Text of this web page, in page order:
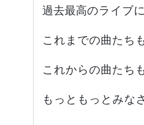
過去最高のライブ
これまでの曲たち
これからの曲たち
もっともっとみな